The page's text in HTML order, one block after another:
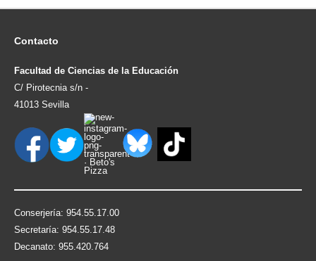
Contacto
Facultad de Ciencias de la Educación
C/ Pirotecnia s/n -
41013 Sevilla
Conserjería: 954.55.17.00
Secretaría: 954.55.17.48
Decanato: 955.420.764